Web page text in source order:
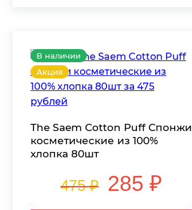
В наличии
Акция
The Saem Cotton Puff Спонжи
косметические из 100%
хлопка 80шт
475 ₽ 285 ₽